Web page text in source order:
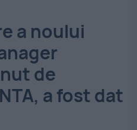
a noului
de
a fost dat